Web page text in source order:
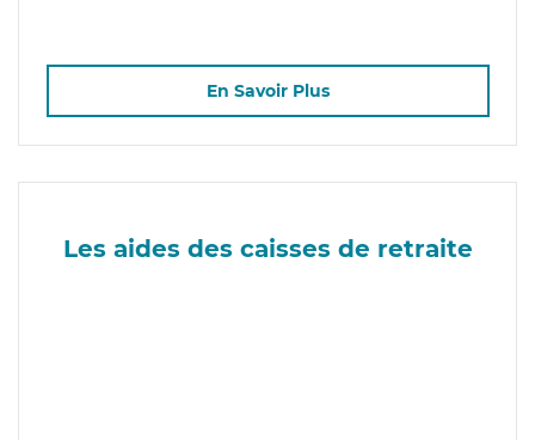
En Savoir Plus
Les aides des caisses de retraite